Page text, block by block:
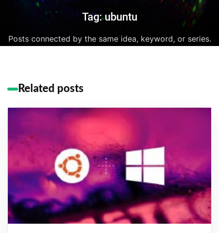
Tag: ubuntu
Posts connected by the same idea, keyword, or series.
Related posts